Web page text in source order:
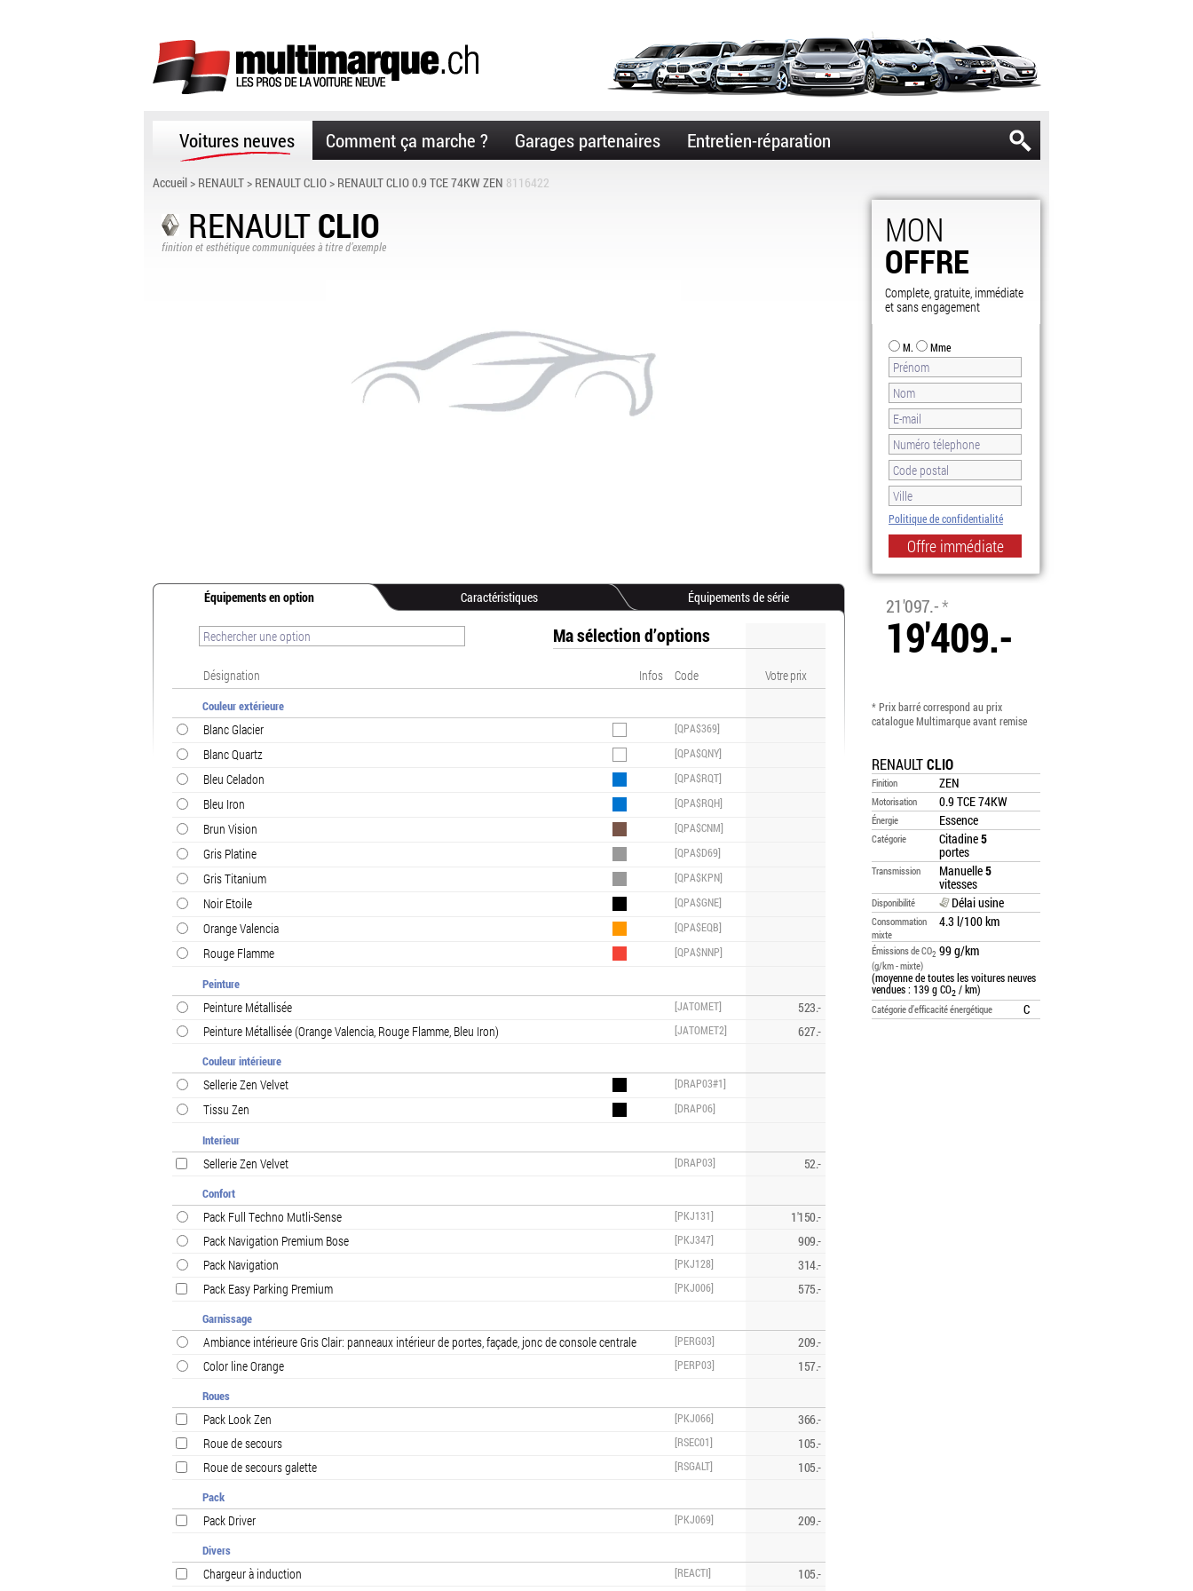
Voitures neuves Comment ça marche ? Garages partenaires Entretien-réparation
Accueil> RENAULT> RENAULT CLIO> RENAULT CLIO 0.9 TCE 74KW ZEN 8116422
RENAULTCLIO
finition et esthétique communiquées à titre d’exemple MON
OFFRE
Complete, gratuite, immédiate
et sans engagement
M. Mme
Politique de confidentialité
Équipements en option Caractéristiques Équipements de série
Ma sélection d’options
Désignation Infos Code Votre prix
Couleur extérieure
Blanc Glacier [QPA$369]
Blanc Quartz [QPA$QNY]
Bleu Celadon [QPA$RQT]
Bleu Iron [QPA$RQH]
Brun Vision [QPA$CNM]
Gris Platine [QPA$D69]
Gris Titanium [QPA$KPN]
Noir Etoile [QPA$GNE]
Orange Valencia [QPA$EQB]
Rouge Flamme [QPA$NNP]
Peinture
Peinture Métallisée [JATOMET]
523.-
Peinture Métallisée (Orange Valencia, Rouge Flamme, Bleu Iron)
[JATOMET2] 627.-
Couleur intérieure
Sellerie Zen Velvet [DRAP03#1]
Tissu Zen [DRAP06]
Interieur
Sellerie Zen Velvet [DRAP03] 52.-
Confort
Pack Full Techno Mutli-Sense [PKJ131]
1'150.-
Pack Navigation Premium Bose
[PKJ347]
909.-
Pack Navigation
[PKJ128]
314.-
Pack Easy Parking Premium
[PKJ006] 575.-
Garnissage
Ambiance intérieure Gris Clair: panneaux intérieur de portes, façade, jonc de console centrale [PERG03]
209.-
Color line Orange
[PERP03] 157.-
Roues
Pack Look Zen [PKJ066]
366.-
Roue de secours
[RSEC01]
105.-
Roue de secours galette
[RSGALT] 105.-
Pack
Pack Driver [PKJ069] 209.-
Divers
Chargeur à induction [REACTI]
105.-
21'097.-*
19'409.-
* Prix barré correspond au prix
catalogue Multimarque avant remise
RENAULTCLIO
Finition ZEN
Motorisation 0.9 TCE 74KW
Énergie Essence
Catégorie Citadine5
portes
Transmission Manuelle5
vitesses
Disponibilité Délai usine
Consommation
mixte
4.3 l/100 km
Émissions de CO2
(g/km - mixte)
99 g/km
(moyenne de toutes les voitures neuves
vendues : 139 g CO2 / km)
Catégorie d’efficacité énergétique C